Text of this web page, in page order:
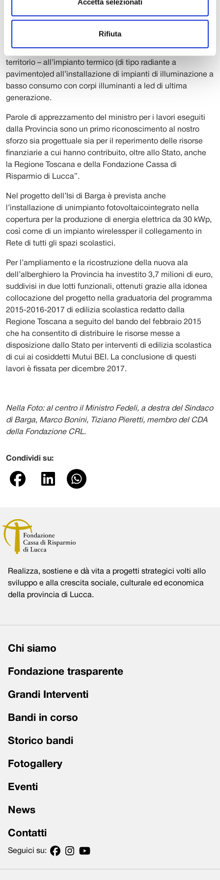
Rifiuta
L’edificio è stato concepito per essere un immobile a
basso consumo realizzato attraverso i più avanzati criteri
territorio – all’impianto termico (di tipo radiante a
pavimento)ed all’installazione di impianti di illuminazione a
basso consumo con corpi illuminanti a led di ultima
generazione.
Parole di apprezzamento del ministro per i lavori eseguiti
dalla Provincia sono un primo riconoscimento al nostro
sforzo sia progettuale sia per il reperimento delle risorse
finanziarie a cui hanno contribuito, oltre allo Stato, anche
la Regione Toscana e della Fondazione Cassa di
Risparmio di Lucca”.
Nel progetto dell’Isi di Barga è prevista anche
l’installazione di unimpianto fotovoltaicointegrato nella
copertura per la produzione di energia elettrica da 30 kWp,
così come di un impianto wirelessper il collegamento in
Rete di tutti gli spazi scolastici.
Per l’ampliamento e la ricostruzione della nuova ala
dell’alberghiero la Provincia ha investito 3,7 milioni di euro,
suddivisi in due lotti funzionali, ottenuti grazie alla idonea
collocazione del progetto nella graduatoria del programma
2015-2016-2017 di edilizia scolastica redatto dalla
Regione Toscana a seguito del bando del febbraio 2015
che ha consentito di distribuire le risorse messe a
disposizione dallo Stato per interventi di edilizia scolastica
di cui ai cosiddetti Mutui BEI. La conclusione di questi
lavori è fissata per dicembre 2017.
Nella Foto: al centro il Ministro Fedeli, a destra del Sindaco
di Barga, Marco Bonini, Tiziano Pieretti, membro del CDA
della Fondazione CRL.
Condividi su:
Realizza, sostiene e dà vita a progetti strategici volti allo
sviluppo e alla crescita sociale, culturale ed economica
della provincia di Lucca.
Chi siamo
Fondazione trasparente
Grandi Interventi
Bandi in corso
Storico bandi
Fotogallery
Eventi
News
Contatti
Seguici su: